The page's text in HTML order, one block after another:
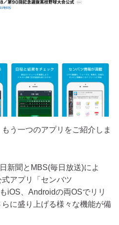
う一つのアプリをご紹介しま
新聞とMBS(毎日放送)によ
アプリ「センバツ
iOS、Androidの両OSでリリ
に盛り上げる様々な機能が備